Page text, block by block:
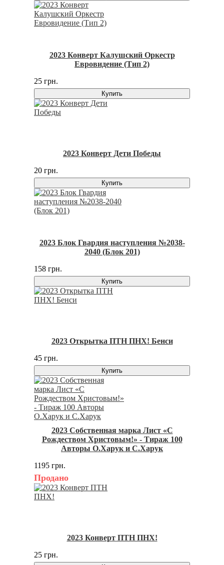
2023 Конверт Калушский Оркестр
Евровидение (Тип 2)
25 грн.
Купить
2023 Конверт Дети Победы
20 грн.
Купить
2023 Блок Гвардия наступления №2038-
2040 (Блок 201)
158 грн.
Купить
2023 Открытка ПТН ПНХ! Бенси
45 грн.
Купить
2023 Собственная марка Лист «С
Рождеством Христовым!» - Тираж 100
Авторы О.Харук и С.Харук
1195 грн.
Продано
2023 Конверт ПТН ПНХ!
25 грн.